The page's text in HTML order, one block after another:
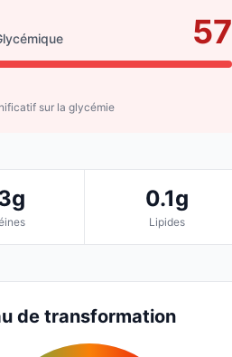
57
sur la glycémie
0.1g
Lipides
de transformation